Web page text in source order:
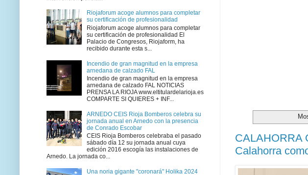
CALAHORRA
Calahorra
Riojaforum acoge alumnos para completar
su certificación de profesionalidad
Riojaforum acoge alumnos para completar
su certificación de profesionalidad El
Palacio de Congresos, Riojaform, ha
recibido durante esta s...
Incendio de gran magnitud en la empresa
arnedana de calzado FAL
Incendio de gran magnitud en la empresa
arnedana de calzado FAL NOTICIAS
PRENSA LA RIOJA www.eltitulardelarioja.es
COMPARTE SI QUIERES + INF...
ARNEDO CEIS Rioja Bomberos celebra su
jornada anual en Arnedo con la presencia
de Conrado Escobar
CEIS Rioja Bomberos celebraba el pasado
sábado día 12 su jornada anual cuya
edición 2016 escogía las instalaciones de
Arnedo. La jornada co...
Una noria gigante "coronará" Holika 2024